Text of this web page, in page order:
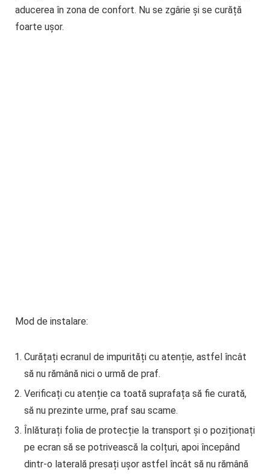
aducerea în zona de confort. Nu se zgârie și se curăță
foarte ușor.
Mod de instalare:
Curățați ecranul de impurități cu atenție, astfel încât
să nu rămână nici o urmă de praf.
Verificați cu atenție ca toată suprafața să fie curată,
să nu prezinte urme, praf sau scame.
Înlăturați folia de protecție la transport și o poziționați
pe ecran să se potrivească la colțuri, apoi începând
dintr-o laterală presați ușor astfel încât să nu rămână